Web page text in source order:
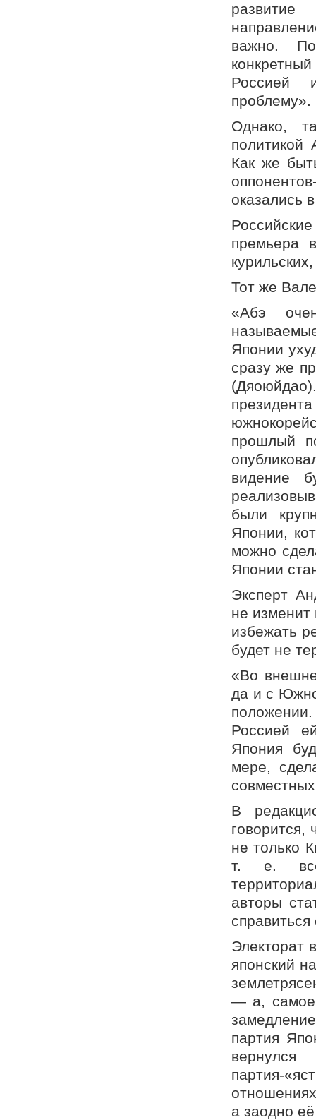
важно.
Россией
проблему».
Однако,
политикой
Как же
оказались
премьера
Тот же
«Абэ
Японии
сразу же
прошлый
видение
были
Японии,
можно
Японии
Эксперт
не изменит
избежать
будет не
«Во
да и с
Россией
Япония
мере,
В
говорится,
не только
т. е.
авторы
Электорат
японский
— а, самое
партия
партия-
а заодно